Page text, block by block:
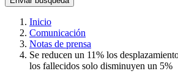
Inicio
Comunicación
Notas de prensa
Se reducen un 11% los
los fallecidos solo disminuyen un 5%